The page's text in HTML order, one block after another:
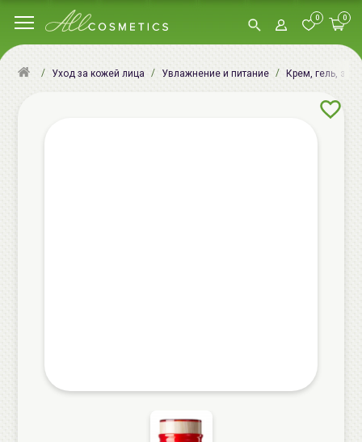
0 0
Уход за кожей лица Увлажнение и питание Крем, гель,